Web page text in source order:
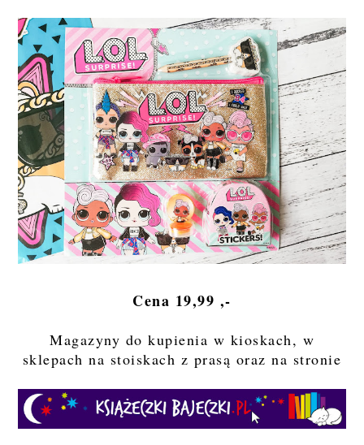
Cena 19,99 ,-
Magazyny do kupienia w kioskach, w
sklepach na stoiskach z prasą oraz na stronie